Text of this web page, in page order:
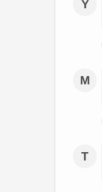
Y
M
T